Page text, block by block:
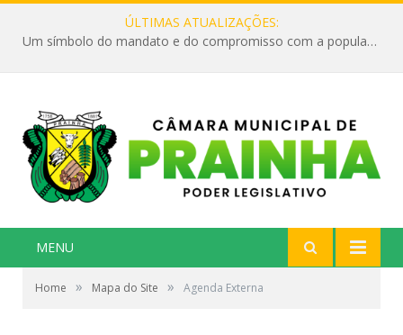
ÚLTIMAS ATUALIZAÇÕES:
Um símbolo do mandato e do compromisso com a população
MENU
Home » Mapa do Site » Agenda Externa